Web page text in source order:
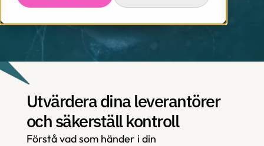
Utvärdera dina leverantörer
och säkerställ kontroll
Förstå vad som händer i din